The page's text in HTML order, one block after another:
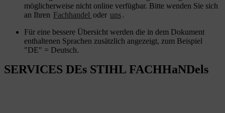
möglicherweise nicht online verfügbar. Bitte wenden Sie sich
an Ihren Fachhandel oder uns.
Für eine bessere Übersicht werden die in dem Dokument
enthaltenen Sprachen zusätzlich angezeigt, zum Beispiel
"DE" = Deutsch.
SERVICES DEs STIHL FACHHaNDels